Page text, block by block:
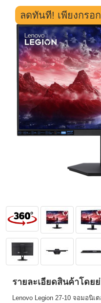
ลดทันที! เพียงกรอ
รายละเอียดสินค้าโดย
Lenovo Legion 27-10 จอมอนิ